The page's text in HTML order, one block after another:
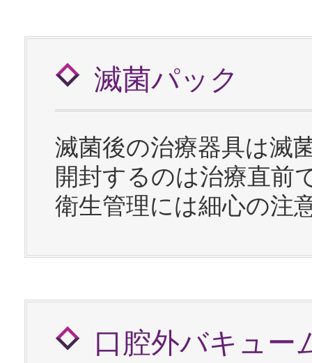
滅菌パック
滅菌後の治療器具は滅
開封するのは治療直前
衛生管理には細心の注
口腔外バキュー